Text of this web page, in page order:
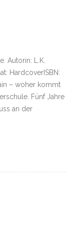
Autorin: L.K.
HardcoverISBN:
– woher kommt
Fünf Jahre
an der